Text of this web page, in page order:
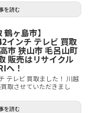
を読む
鶴ヶ島市】
インチ テレビ 買取
市 狭山市 毛呂山町
販売はリサイクル
へ！
テレビ 買取ました！ 川越
取させていただきまし
を読む